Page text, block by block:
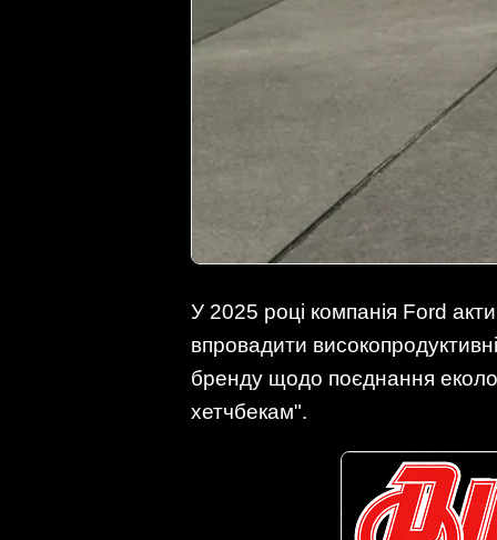
У 2025 році компанія Ford
впровадити
бренду щодо поєднання
хетчбекам".